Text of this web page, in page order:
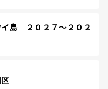
島 ２０２７～２０２